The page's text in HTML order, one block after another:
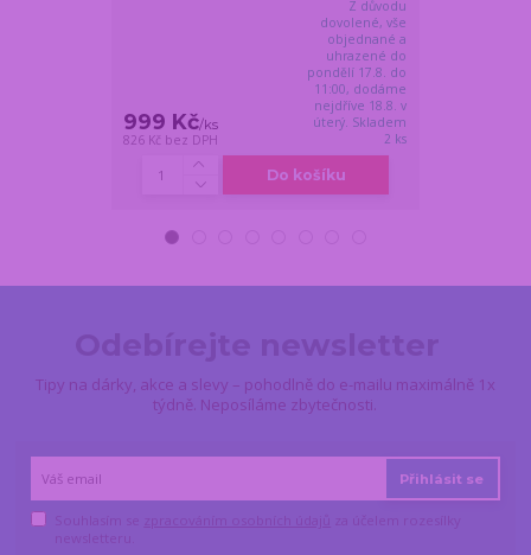
999 Kč/ks
826 Kč bez DPH
Z důvodu
dovolené, vše
objednané a
uhrazené do
pondělí 17.8. do
11:00, dodáme
nejdříve 18.8. v
úterý. Skladem
2 ks
Do košíku
Tipy na dárky, akce a slevy – pohodlně do e-mailu maximálně 1x
týdně. Neposíláme zbytečnosti.
Přihlásit se